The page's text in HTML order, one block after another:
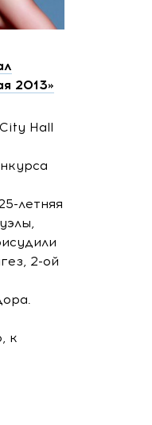
2013»
Hall
летняя
2-ой
к